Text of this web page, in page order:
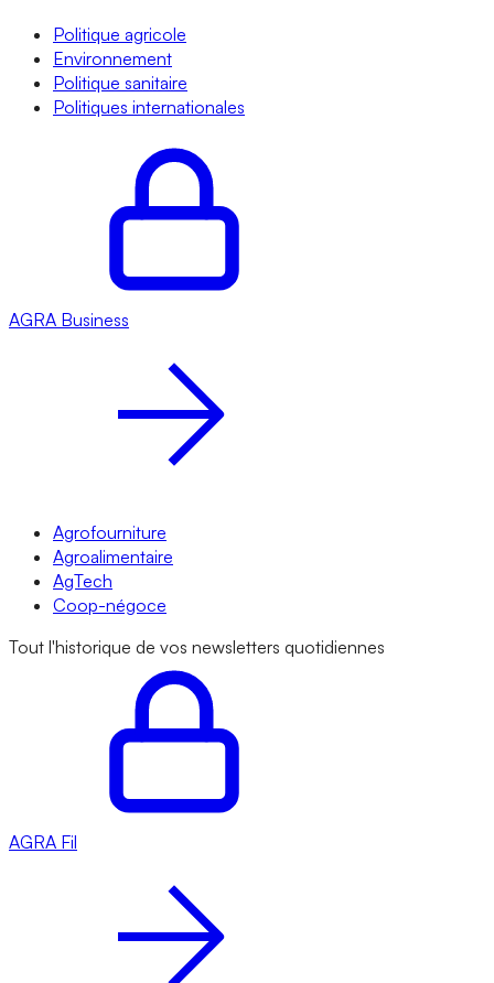
Politique agricole
Environnement
Politique sanitaire
Politiques internationales
AGRA Business
Agrofourniture
Agroalimentaire
AgTech
Coop-négoce
Tout l'historique de vos newsletters quotidiennes
AGRA Fil